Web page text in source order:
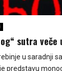
sutra veče
u saradnji
predstavu